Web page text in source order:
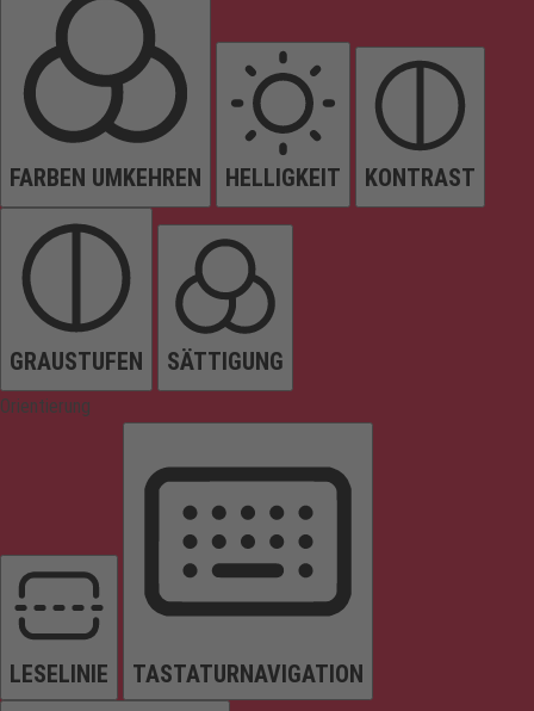
FARBEN UMKEHREN HELLIGKEIT KONTRAST
GRAUSTUFEN SÄTTIGUNG
Orientierung
LESELINIE TASTATURNAVIGATION